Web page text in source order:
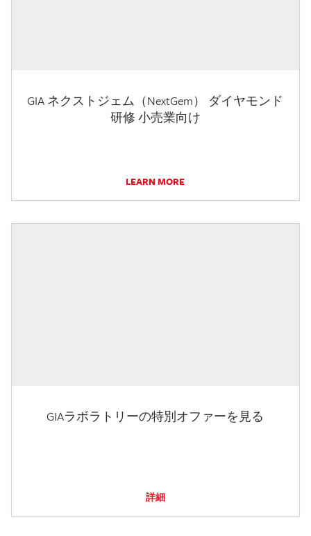
GIA ネクストジェム（NextGem） ダイヤモンド
研修 小売業向け
LEARN MORE
GIAラボラトリーの特別オファーを見る
詳細